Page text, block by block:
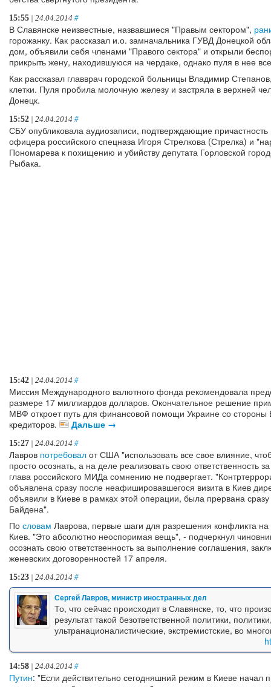
15:55 | 24.04.2014 #
В Славянске неизвестные, назвавшиеся "Правым сектором",
горожанку. Как рассказал и.о. замначальника ГУВД Донецкой
дом, объявили себя членами "Правого сектора" и открыли
прикрыть жену, находившуюся на чердаке, однако пуля в нее
Как рассказал главврач городской больницы Владимир
клетки. Пуля пробила молочную железу и застряла в верхней
Донецк.
15:52 | 24.04.2014 #
СБУ опубликовала аудиозаписи, подтверждающие
офицера российского спецназа Игоря Стрелкова (Стрелка) и
Пономарева к похищению и убийству депутата Горловской
Рыбака.
15:42 | 24.04.2014 #
Миссия Международного валютного фонда рекомендовала
размере 17 миллиардов долларов. Окончательное решение
МВФ откроет путь для финансовой помощи Украине со
кредиторов.
Дальше →
15:27 | 24.04.2014 #
Лавров потребовал от США "использовать все свое влияние,
просто осознать, а на деле реализовать свою ответственность
глава российского МИДа сомнению не подвергает.
объявлена сразу после неафишировавшегося визита в Киев
объявили в Киеве в рамках этой операции, была прервана
Байдена".
По словам Лаврова, первые шаги для разрешения конфликта
Киев. "Это абсолютно неоспоримая вещь", - подчеркнул
осознать свою ответственность за выполнение соглашения,
женевских договоренностей 17 апреля.
15:23 | 24.04.2014 #
Сергей Лавров, министр иностранных дел
То, что сейчас происходит в Славянске, то, что
результат такой безответственной политики,
ультранационалистические, экстремистские, во
14:58 | 24.04.2014 #
Путин: "Если действительно сегодняшний режим в Киеве начал